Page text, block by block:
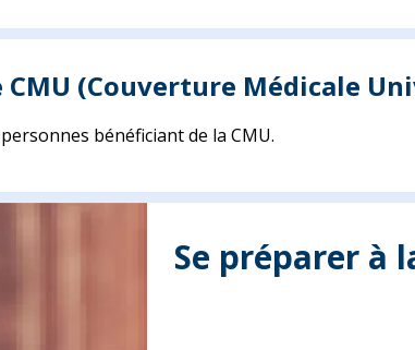
(Couverture Médicale
bénéficiant de la CMU.
Se préparer à